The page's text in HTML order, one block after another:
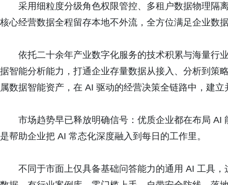
采用细粒度分级角色权限管控、多租户数据物理隔
核心经营数据全程留存本地不外流，全方位满足企业数
依托二十余年产业数字化服务的技术积累与海量行
据智能分析能力，打通企业存量数据从接入、分析到策
属数据智能资产，在 AI 驱动的经营决策全链路中，建
市场趋势早已释放明确信号：优质企业都在布局
是帮助企业把 AI 常态化深度融入到每日的工作里。
不同于市面上仅具备基础问答能力的通用 AI 工具